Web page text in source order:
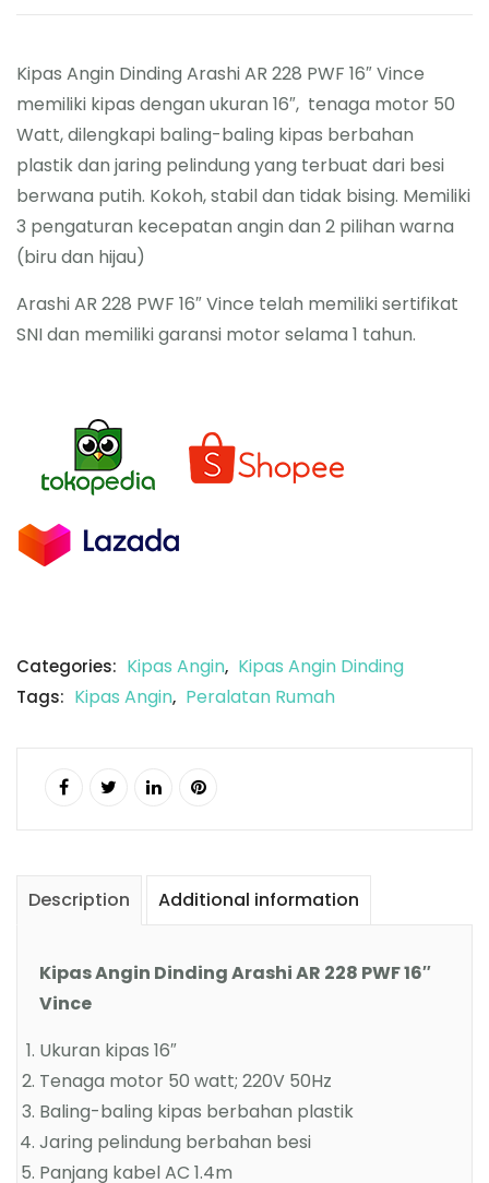
Kipas Angin Dinding Arashi AR 228 PWF 16″ Vince
memiliki kipas dengan ukuran 16″, tenaga motor 50
Watt, dilengkapi baling-baling kipas berbahan
plastik dan jaring pelindung yang terbuat dari besi
berwana putih. Kokoh, stabil dan tidak bising. Memiliki
3 pengaturan kecepatan angin dan 2 pilihan warna
(biru dan hijau)
Arashi AR 228 PWF 16″ Vince telah memiliki sertifikat
SNI dan memiliki garansi motor selama 1 tahun.
Categories: Kipas Angin, Kipas Angin Dinding
Tags: Kipas Angin, Peralatan Rumah
Description Additional information
Kipas Angin Dinding Arashi AR 228 PWF 16″
Vince
Ukuran kipas 16″
Tenaga motor 50 watt; 220V 50Hz
Baling-baling kipas berbahan plastik
Jaring pelindung berbahan besi
Panjang kabel AC 1.4m